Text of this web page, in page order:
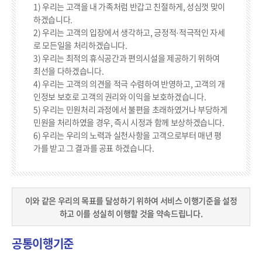
1) 우리는 고객을 내 가족처럼 반갑고 친절하게, 성심껏 맞이
하겠습니다.
2) 우리는 고객의 입장에서 생각하고, 긍정적·적극적인 자세
로 모든일을 처리하겠습니다.
3) 우리는 최적의 휴식공간과 편의시설을 제공하기 위하여
최선을 다하겠습니다.
4) 우리는 고객의 의견을 적극 수렴하여 반영하고, 고객의 개
인정보 보호로 고객의 권리와 이익을 보호하겠습니다.
5) 우리는 민원처리 과정에서 불편을 초래하였거나 부당하게
민원을 처리하였을 경우, 즉시 시정과 함께 보상하겠습니다.
6) 우리는 우리의 노력과 실천사항을 고객으로부터 매년 평
가를 받고 그 결과를 공표 하겠습니다.
이와 같은 우리의 목표를 달성하기 위하여 서비스 이행기준을 설정
하고 이를 성실히 이행할 것을 약속드립니다.
공통이행기준